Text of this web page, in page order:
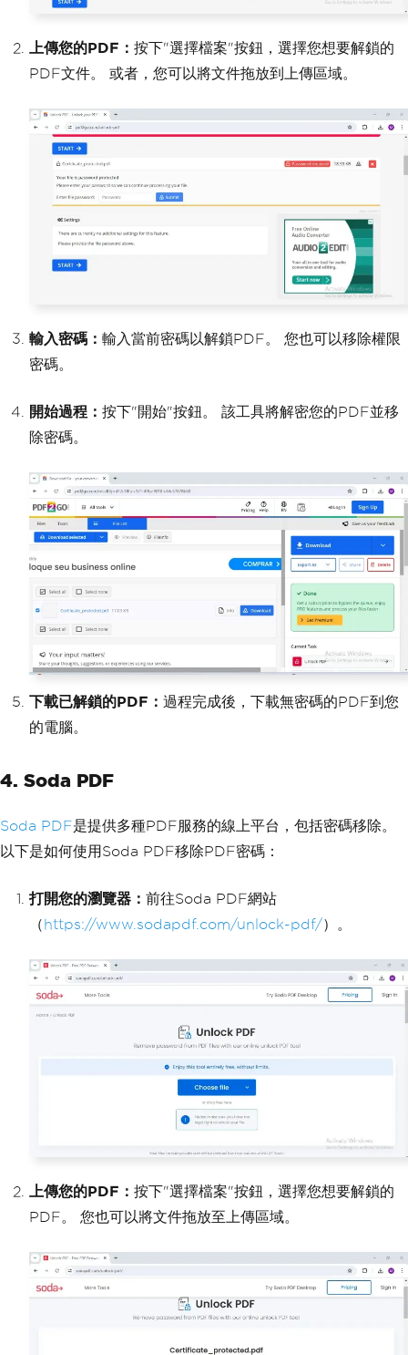
上傳您的PDF： 按下"選擇檔案"按鈕，選擇您想要解鎖的
PDF文件。 或者，您可以將文件拖放到上傳區域。
輸入密碼： 輸入當前密碼以解鎖PDF。 您也可以移除權限
密碼。
開始過程： 按下"開始"按鈕。 該工具將解密您的PDF並移
除密碼。
下載已解鎖的PDF： 過程完成後，下載無密碼的PDF到您
的電腦。
4. Soda PDF
Soda PDF是提供多種PDF服務的線上平台，包括密碼移除。
以下是如何使用Soda PDF移除PDF密碼：
打開您的瀏覽器： 前往Soda PDF網站
（https://www.sodapdf.com/unlock-pdf/）。
上傳您的PDF： 按下"選擇檔案"按鈕，選擇您想要解鎖的
PDF。 您也可以將文件拖放至上傳區域。